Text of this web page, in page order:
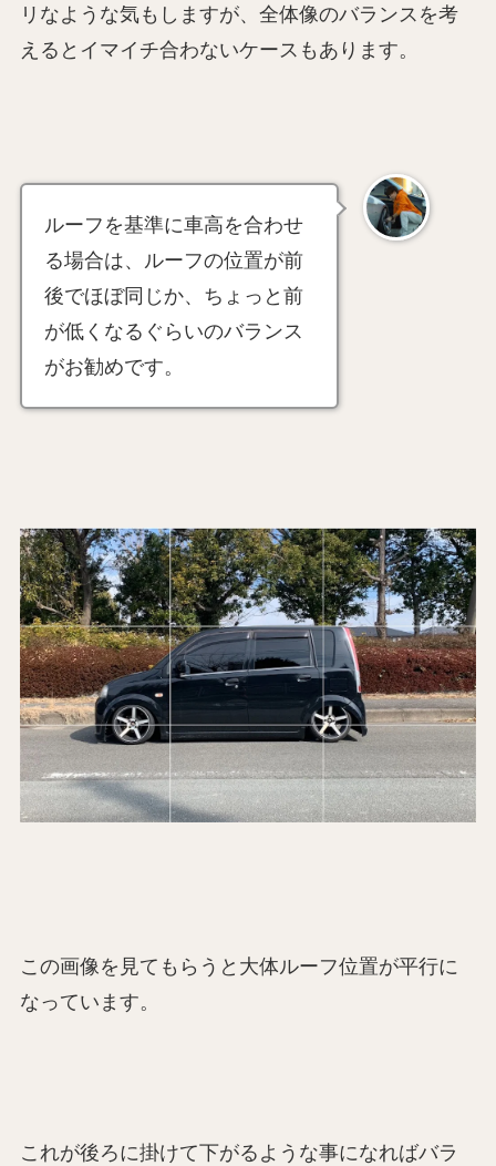
リなような気もしますが、全体像のバランスを考
えるとイマイチ合わないケースもあります。
ルーフを基準に車高を合わせ
る場合は、ルーフの位置が前
後でほぼ同じか、ちょっと前
が低くなるぐらいのバランス
がお勧めです。
この画像を見てもらうと大体ルーフ位置が平行に
なっています。
これが後ろに掛けて下がるような事になればバラ